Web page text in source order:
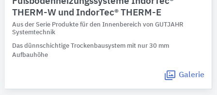
THERM-W und IndorTec® THERM-E
Aus der Serie Produkte für den Innenbereich von GUTJAHR
Systemtechnik
Das dünnschichtige Trockenbausystem mit nur 30 mm
Aufbauhöhe
Galerie